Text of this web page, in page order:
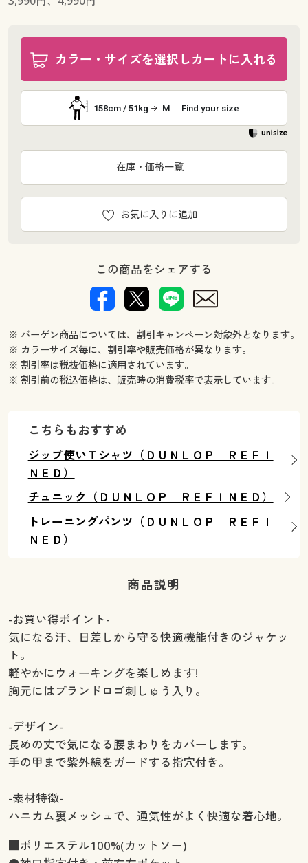
カラー・サイズを選択しカートに入れる
158cm / 51kg M Find your size
お気に入りに追加
在庫・価格一覧
この商品をシェアする
※ バーゲン商品については、割引キャンペーン対象外となります。
※ カラーサイズ毎に、割引率や販売価格が異なります。
※ 割引率は税抜価格に適用されています。
※ 割引前の税込価格は、販売時の消費税率で表示しています。
こちらもおすすめ
ジップ使いＴシャツ（ＤＵＮＬＯＰ ＲＥＦＩ
ＮＥＤ）
チュニック（ＤＵＮＬＯＰ ＲＥＦＩＮＥＤ）
トレーニングパンツ（ＤＵＮＬＯＰ ＲＥＦＩ
ＮＥＤ）
商品説明
-お買い得ポイント-
気になる汗、日差しから守る快適機能付きのジャケッ
ト。
軽やかにウォーキングを楽しめます!
胸元にはブランドロゴ刺しゅう入り。
-デザイン-
長めの丈で気になる腰まわりをカバーします。
手の甲まで紫外線をガードする指穴付き。
-素材特徴-
ハニカム裏メッシュで、通気性がよく快適な着心地。
■ポリエステル100%(カットソー)